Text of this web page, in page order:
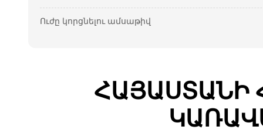
Ուժը կորցնելու ամսաթիվ
ՀԱՅԱՍՏԱՆԻ